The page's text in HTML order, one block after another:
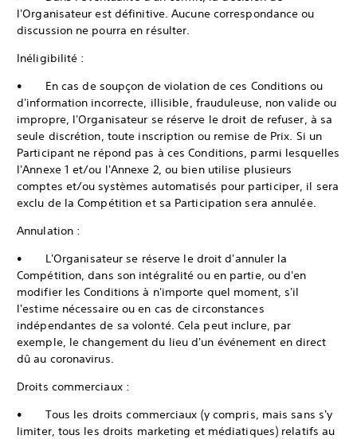
l'Organisateur est définitive. Aucune correspondance ou
discussion ne pourra en résulter.
Inéligibilité :
• En cas de soupçon de violation de ces Conditions ou
d'information incorrecte, illisible, frauduleuse, non valide ou
impropre, l'Organisateur se réserve le droit de refuser, à sa
seule discrétion, toute inscription ou remise de Prix. Si un
Participant ne répond pas à ces Conditions, parmi lesquelles
l'Annexe 1 et/ou l'Annexe 2, ou bien utilise plusieurs
comptes et/ou systèmes automatisés pour participer, il sera
exclu de la Compétition et sa Participation sera annulée.
Annulation :
• L'Organisateur se réserve le droit d'annuler la
Compétition, dans son intégralité ou en partie, ou d'en
modifier les Conditions à n'importe quel moment, s'il
l'estime nécessaire ou en cas de circonstances
indépendantes de sa volonté. Cela peut inclure, par
exemple, le changement du lieu d'un événement en direct
dû au coronavirus.
Droits commerciaux :
• Tous les droits commerciaux (y compris, mais sans s'y
limiter, tous les droits marketing et médiatiques) relatifs au